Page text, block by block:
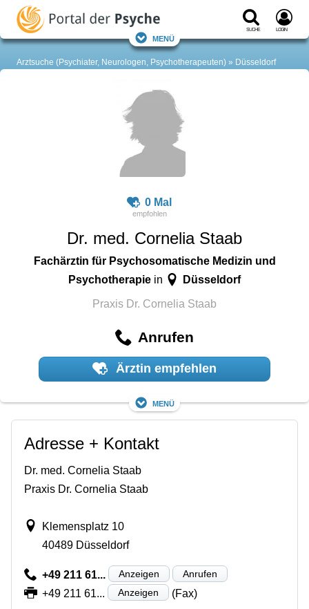
Suche Login
Menü
Arztsuche (Psychiater, Neurologen, Psychotherapeuten) Düsseldorf
0 Mal
Dr. med. Cornelia Staab
Fachärztin für Psychosomatische Medizin und
Psychotherapiein Düsseldorf
Praxis Dr. Cornelia Staab
Anrufen
Ärztin empfehlen
Menü
Adresse + Kontakt
Dr. med. Cornelia Staab
Praxis Dr. Cornelia Staab
Klemensplatz 10
40489 Düsseldorf
+49 211 61... Anzeigen Anrufen
+49 211 61... Anzeigen (Fax)